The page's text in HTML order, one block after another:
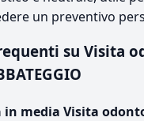
un preventivo
su Visita
in media Visita